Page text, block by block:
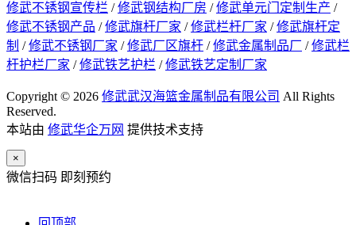
修武不锈钢宣传栏 /修武钢结构厂房 /修武单元门定制生产 /
修武不锈钢产品 /修武旗杆厂家 /修武栏杆厂家 /修武旗杆定
制 /修武不锈钢厂家 /修武厂区旗杆 /修武金属制品厂 /修武栏
杆护栏厂家 /修武铁艺护栏 /修武铁艺定制厂家
Copyright © 2026 修武武汉海篮金属制品有限公司 All Rights
Reserved.
本站由 修武华企万网 提供技术支持
×
微信扫码 即刻预约